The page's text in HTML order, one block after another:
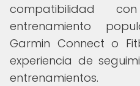
compatibilidad
entrenamiento
Garmin Connect o
experiencia de
entrenamientos.